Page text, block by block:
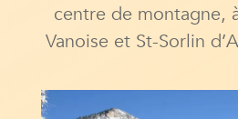
centre de montagne,
Vanoise et St-Sorlin